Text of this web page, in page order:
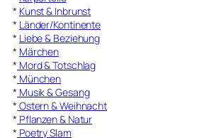
* Kunst & Inbrunst
* Länder/Kontinente
* Liebe & Beziehung
* Märchen
* Mord & Totschlag
* München
* Musik & Gesang
* Ostern & Weihnacht
* Pflanzen & Natur
* Poetry Slam